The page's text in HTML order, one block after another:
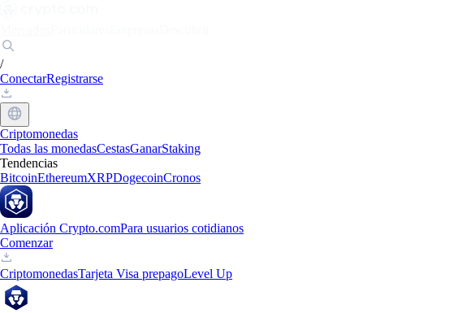
/
ConectarRegistrarse
Criptomonedas
Todas las monedasCestasGanarStaking
Tendencias
BitcoinEthereumXRPDogecoinCronos
Aplicación Crypto.comPara usuarios cotidianos
Comenzar
CriptomonedasTarjeta Visa prepagoLevel Up